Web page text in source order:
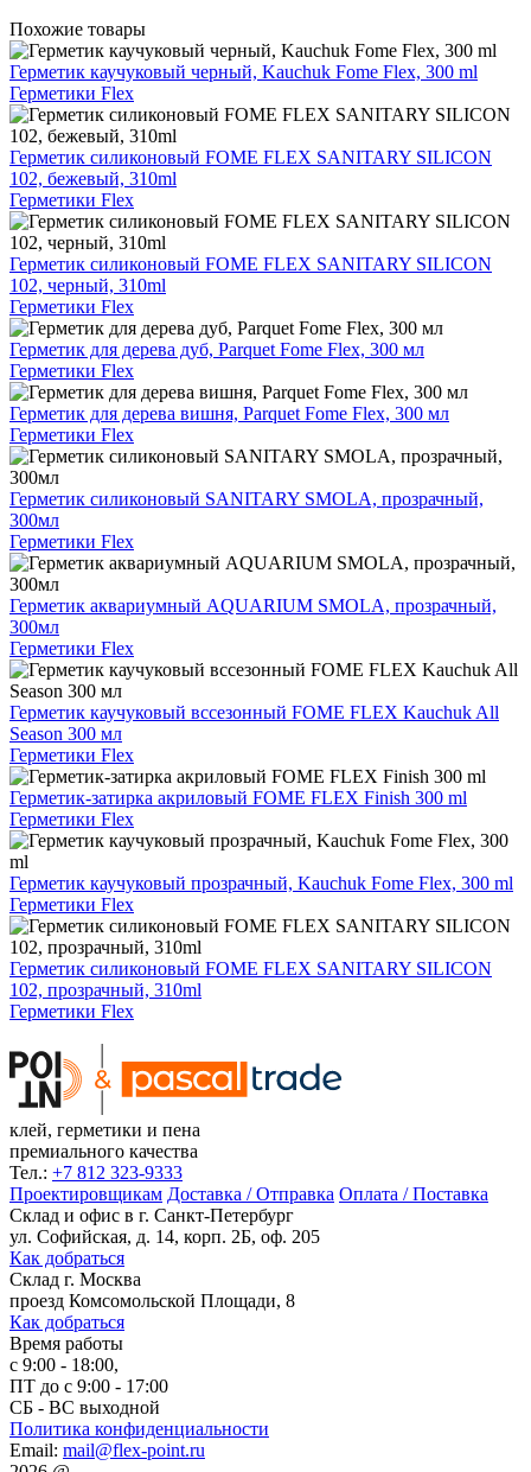
Похожие товары
Герметик каучуковый черный, Kauchuk Fome Flex, 300 ml
Герметики Flex
Герметик силиконовый FOME FLEX SANITARY SILICON
102, бежевый, 310ml
Герметики Flex
Герметик силиконовый FOME FLEX SANITARY SILICON
102, черный, 310ml
Герметики Flex
Герметик для дерева дуб, Parquet Fome Flex, 300 мл
Герметики Flex
Герметик для дерева вишня, Parquet Fome Flex, 300 мл
Герметики Flex
Герметик силиконовый SANITARY SMOLA, прозрачный,
300мл
Герметики Flex
Герметик аквариумный AQUARIUM SMOLA, прозрачный,
300мл
Герметики Flex
Герметик каучуковый вссезонный FOME FLEX Kauchuk All
Season 300 мл
Герметики Flex
Герметик-затирка акриловый FOME FLEX Finish 300 ml
Герметики Flex
Герметик каучуковый прозрачный, Kauchuk Fome Flex, 300 ml
Герметики Flex
Герметик силиконовый FOME FLEX SANITARY SILICON
102, прозрачный, 310ml
Герметики Flex
клей, герметики и пена
премиального качества
Тел.: +7 812 323-9333
Проектировщикам Доставка / Отправка Оплата / Поставка
Склад и офис в г. Санкт-Петербург
ул. Софийская, д. 14, корп. 2Б, оф. 205
Как добраться
Склад г. Москва
проезд Комсомольской Площади, 8
Как добраться
Время работы
с 9:00 - 18:00,
ПТ до с 9:00 - 17:00
СБ - ВС выходной
Политика конфиденциальности
Email: mail@flex-point.ru